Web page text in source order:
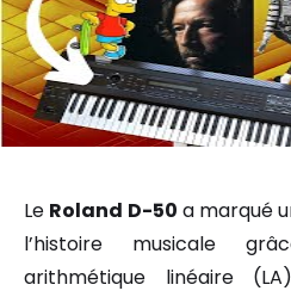
Le Roland D-50 a marqué
l’histoire musicale
arithmétique linéaire